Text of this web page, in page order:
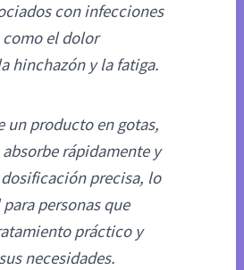
con infecciones
el dolor
hinchazón y la fatiga.
un producto en gotas,
rápidamente y
precisa, lo
personas que
práctico y
necesidades.